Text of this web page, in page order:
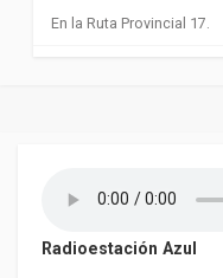
En la Ruta Provincial 17.
Radioestación Azul